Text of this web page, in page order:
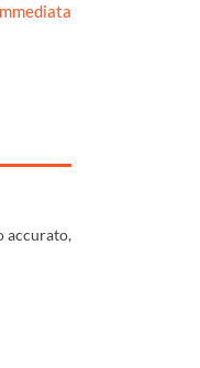
accurato,